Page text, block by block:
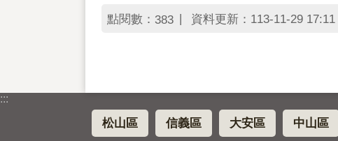
點閱數： 383 資料更新：113-11-29 17:11
:::
松山區 信義區 大安區 中山區